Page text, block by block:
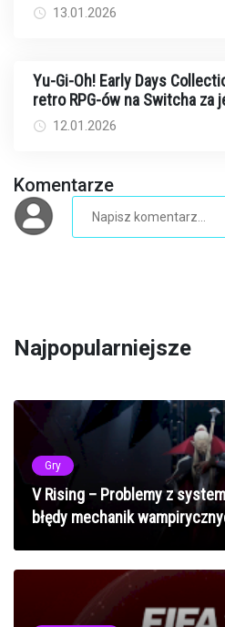
13.01.2026
Yu-Gi-Oh! Early Days
retro RPG-ów na Switcha za
12.01.2026
Komentarze
Najpopularniejsze
Gry
V Rising – Problemy z
błędy mechanik